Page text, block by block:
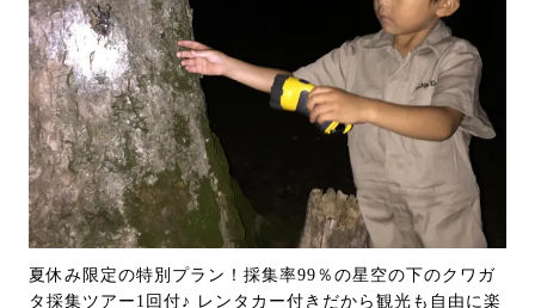
夏休み限定の特別プラン！採集率99％の星空の下のクワガ
タ採集ツアー1回付♪ レンタカー付きだから観光も自由に楽